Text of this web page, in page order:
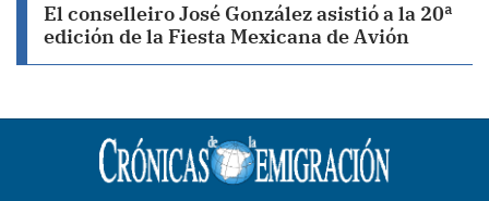
El conselleiro José González asistió a la 20ª
edición de la Fiesta Mexicana de Avión